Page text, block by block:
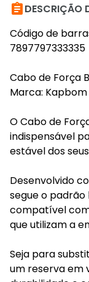
DESCRIÇÃO
Código de
7897797333335
Cabo de Força
Marca: Kapbom
O Cabo de
indispensável
estável dos
Desenvolvido
segue o
compatível
que utilizam a
Seja para
um reserva em